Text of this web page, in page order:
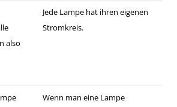
also
Jede Lampe hat ihren eigenen
Stromkreis.
Wenn man eine Lampe